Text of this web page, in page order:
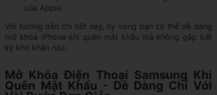
của Apple.
Với hướng dẫn chi tiết này, hy vọng bạn có thể dễ dàng
mở khóa iPhone khi quên mật khẩu mà không gặp bất
kỳ khó khăn nào.
Mở Khóa Điện Thoại Samsung Khi
Quên Mật Khẩu - Dễ Dàng Chỉ Với